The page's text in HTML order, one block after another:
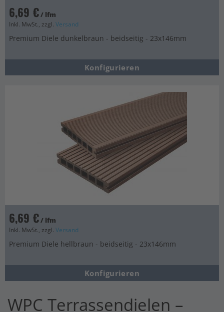
6,69 €/ lfm
Inkl. MwSt., zzgl. Versand
Premium Diele dunkelbraun - beidseitig - 23x146mm
Konfigurieren
6,69 €/ lfm
Inkl. MwSt., zzgl. Versand
Premium Diele hellbraun - beidseitig - 23x146mm
Konfigurieren
WPC Terrassendielen –